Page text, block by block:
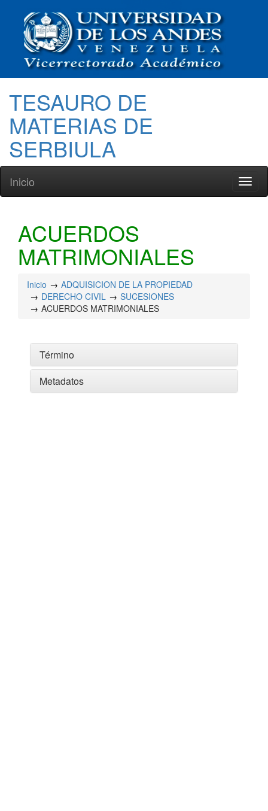
TESAURO DE
MATERIAS DE
SERBIULA
Inicio
ACUERDOS
MATRIMONIALES
Inicio
ADQUISICION DE LA PROPIEDAD
DERECHO CIVIL
SUCESIONES
ACUERDOS MATRIMONIALES
Término
Metadatos